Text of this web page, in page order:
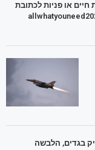
חיים או פניות לכתובת
בגדים, הלבשה